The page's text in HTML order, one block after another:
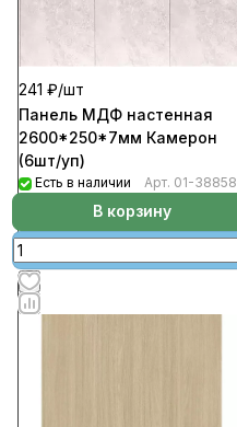
241 ₽/шт
Панель МДФ настенная
2600*250*7мм Камерон
(6шт/уп)
Есть в наличии Арт. 01-38858
В корзину